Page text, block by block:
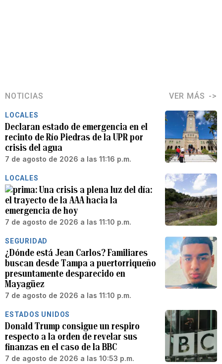
NOTICIAS VER MÁS
LOCALES
Declaran estado de emergencia en el
recinto de Río Piedras de la UPR por
crisis del agua
7 de agosto de 2026 a las 11:16 p.m.
LOCALES
Una crisis a plena luz del día:
el trayecto de la AAA hacia la
emergencia de hoy
7 de agosto de 2026 a las 11:10 p.m.
SEGURIDAD
¿Dónde está Jean Carlos? Familiares
buscan desde Tampa a puertorriqueño
presuntamente desparecido en
Mayagüez
7 de agosto de 2026 a las 11:10 p.m.
ESTADOS UNIDOS
Donald Trump consigue un respiro
respecto a la orden de revelar sus
finanzas en el caso de la BBC
7 de agosto de 2026 a las 10:53 p.m.